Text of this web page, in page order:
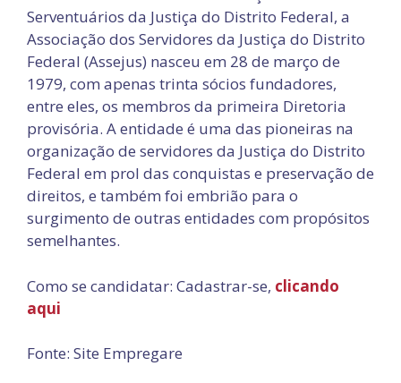
Serventuários da Justiça do Distrito Federal, a
Associação dos Servidores da Justiça do Distrito
Federal (Assejus) nasceu em 28 de março de
1979, com apenas trinta sócios fundadores,
entre eles, os membros da primeira Diretoria
provisória. A entidade é uma das pioneiras na
organização de servidores da Justiça do Distrito
Federal em prol das conquistas e preservação de
direitos, e também foi embrião para o
surgimento de outras entidades com propósitos
semelhantes.
Como se candidatar: Cadastrar-se, clicando
aqui
Fonte: Site Empregare